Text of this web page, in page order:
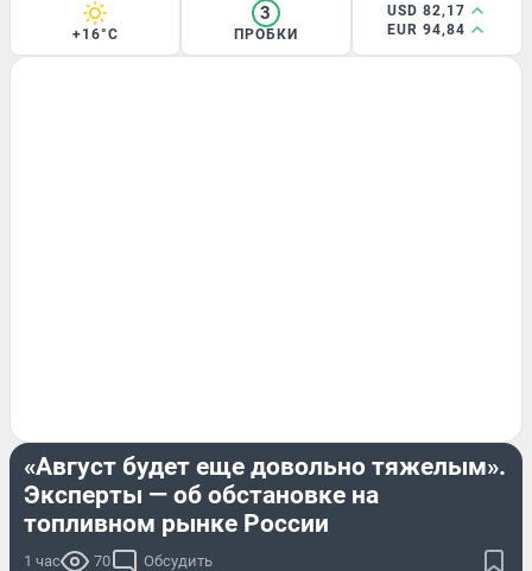
+16°C
3
ПРОБКИ
USD 82,17
EUR 94,84
«Август будет еще довольно тяжелым».
Эксперты — об обстановке на
топливном рынке России
1 час 70 Обсудить